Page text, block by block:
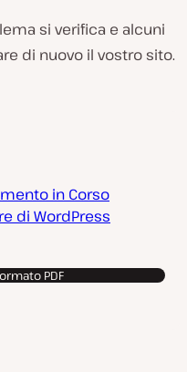
si verifica e alcuni
di nuovo il vostro sito.
in Corso
di WordPress
PDF